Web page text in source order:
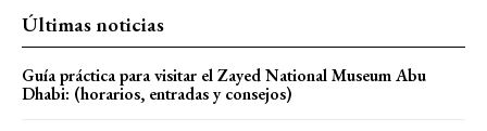
Últimas noticias
Guía práctica para visitar el Zayed National Museum Abu
Dhabi: (horarios, entradas y consejos)